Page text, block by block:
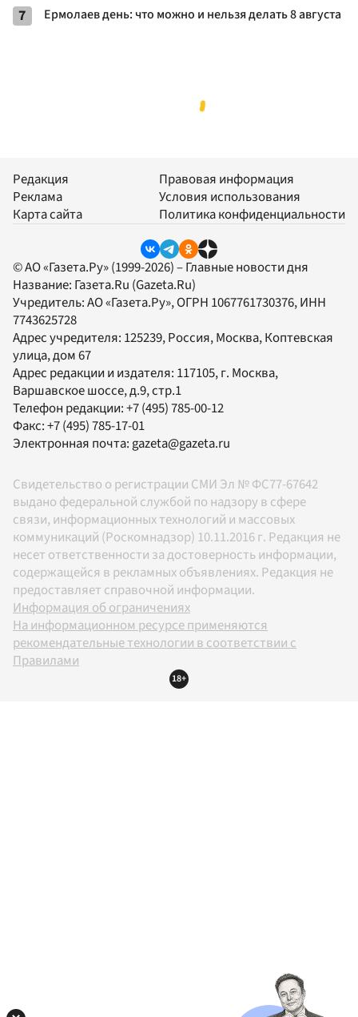
7 Ермолаев день: что можно и нельзя делать 8 августа
Редакция
Реклама
Карта сайта
Правовая информация
Условия использования
Политика конфиденциальности
© АО «Газета.Ру» (1999-2026) – Главные новости дня
Название: Газета.Ru (Gazeta.Ru)
Учредитель:АО «Газета.Ру», ОГРН 1067761730376, ИНН
7743625728
Адрес учредителя: 125239, Россия, Москва, Коптевская
улица, дом 67
Адрес редакции и издателя: 117105, г. Москва,
Варшавское шоссе, д.9, стр.1
Телефон редакции:+7 (495) 785-00-12
Факс:+7 (495) 785-17-01
Электронная почта: gazeta@gazeta.ru
Свидетельство о регистрации СМИ Эл № ФС77-67642
выдано федеральной службой по надзору в сфере
связи, информационных технологий и массовых
коммуникаций (Роскомнадзор) 10.11.2016 г. Редакция не
несет ответственности за достоверность информации,
содержащейся в рекламных объявлениях. Редакция не
предоставляет справочной информации.
Информация об ограничениях
На информационном ресурсе применяются
рекомендательные технологии в соответствии с
Правилами
18+